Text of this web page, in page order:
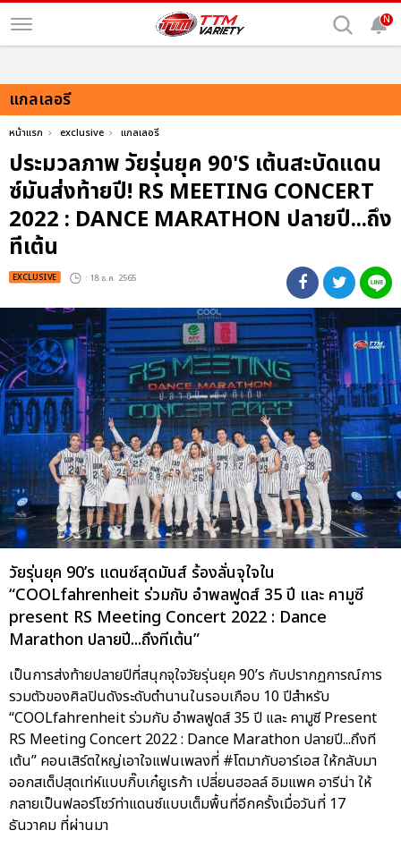
N
แกลเลอรี
หน้าแรก exclusive แกลเลอรี
ประมวลภาพ วัยรุ่นยุค 90'S เต้นสะบัดแดน
ซ์มันส่งท้ายปี! RS MEETING CONCERT
2022 : DANCE MARATHON ปลายปี...ถึง
ทีเต้น
EXCLUSIVE : 18 ธ.ค. 2565
วัยรุ่นยุค 90’s แดนซ์สุดมันส์ ร้องลั่นจุใจใน
“COOLfahrenheit ร่วมกับ อำพลฟูดส์ 35 ปี และ คามูซี
present RS Meeting Concert 2022 : Dance
Marathon ปลายปี...ถึงทีเต้น”
เป็นการส่งท้ายปลายปีที่สนุกจุใจวัยรุ่นยุค 90’s กับปรากฏการณ์การ
รวมตัวของศิลปินดังระดับตำนานในรอบเกือบ 10 ปีสำหรับ
“COOLfahrenheit ร่วมกับ อำพลฟูดส์ 35 ปี และ คามูซี Present
RS Meeting Concert 2022 : Dance Marathon ปลายปี...ถึงที
เต้น” คอนเสิร์ตใหญ่เอาใจแฟนเพลงที่ #โตมากับอาร์เอส ให้กลับมา
ออกสเต็ปสุดเท่ห์แบบกิ๊บเก๋ยูเรก้า เปลี่ยนฮอลล์ อิมแพค อารีน่า ให้
กลายเป็นฟลอร์โชว์ท่าแดนซ์แบบเต็มพื้นที่อีกครั้งเมื่อวันที่ 17
ธันวาคม ที่ผ่านมา